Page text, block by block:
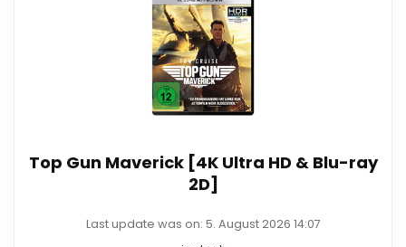
Top Gun Maverick [4K Ultra HD & Blu-ray
2D]
Last update was on: 5. August 2026 14:07